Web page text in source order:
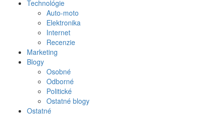
Technológie
Auto-moto
Elektronika
Internet
Recenzie
Marketing
Blogy
Osobné
Odborné
Politické
Ostatné blogy
Ostatné